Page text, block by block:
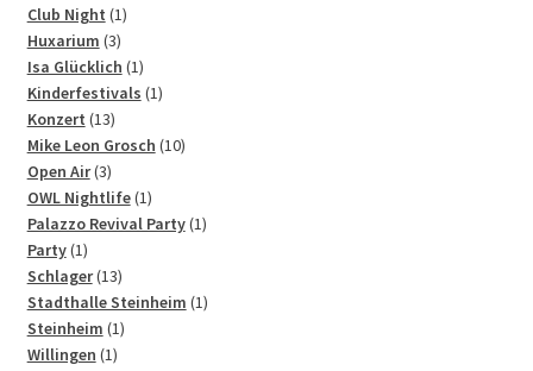
Club Night 11
Huxarium 33
Produkte
Isa Glücklich 11
Produkt
Kinderfestivals 11
Konzert 1313
Produkte
Mike Leon Grosch 1010
Open Air 33
Produkte
OWL Nightlife 11
Produkt
Palazzo Revival Party 11
Party 11
Produkt
Schlager 1313
Produkte
Stadthalle Steinheim 11
Steinheim 11
Willingen 11